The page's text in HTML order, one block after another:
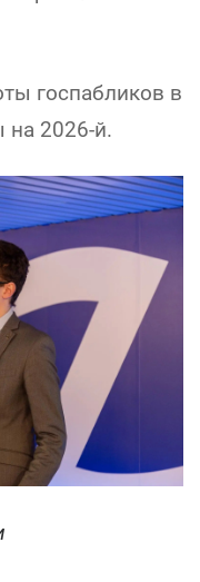
госпабликов в
на 2026-й.